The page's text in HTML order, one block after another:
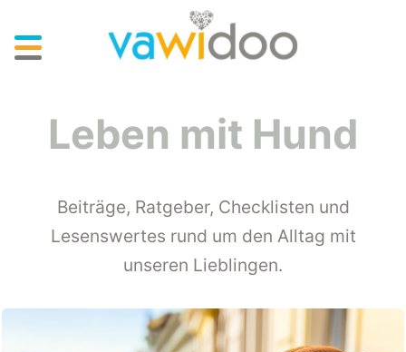
main
Leben mit Hund
Beiträge, Ratgeber, Checklisten und
Lesenswertes rund um den Alltag mit
unseren Lieblingen.